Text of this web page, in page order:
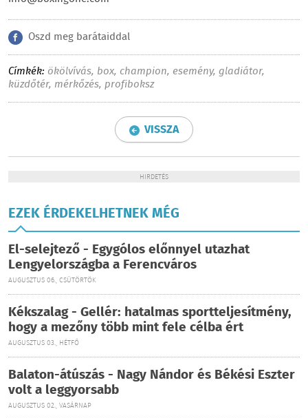
Oszd meg barátaiddal
Címkék: ökölvívás, box, champion, esemény, gladiátor,
küzdőtér, mérkőzés, profiboksz
VISSZA
HIRDETÉS
EZEK ÉRDEKELHETNEK MÉG
El-selejtező - Egygólos előnnyel utazhat
Lengyelországba a Ferencváros
AUGUSZTUS 06., CSÜTÖRTÖK
Kékszalag - Gellér: hatalmas sportteljesítmény,
hogy a mezőny több mint fele célba ért
AUGUSZTUS 03., HÉTFŐ
Balaton-átúszás - Nagy Nándor és Békési Eszter
volt a leggyorsabb
AUGUSZTUS 02., VASÁRNAP